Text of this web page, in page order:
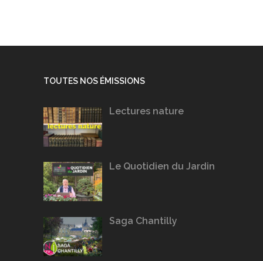
TOUTES NOS ÉMISSIONS
Lectures nature
Le Quotidien du Jardin
Saga Chantilly